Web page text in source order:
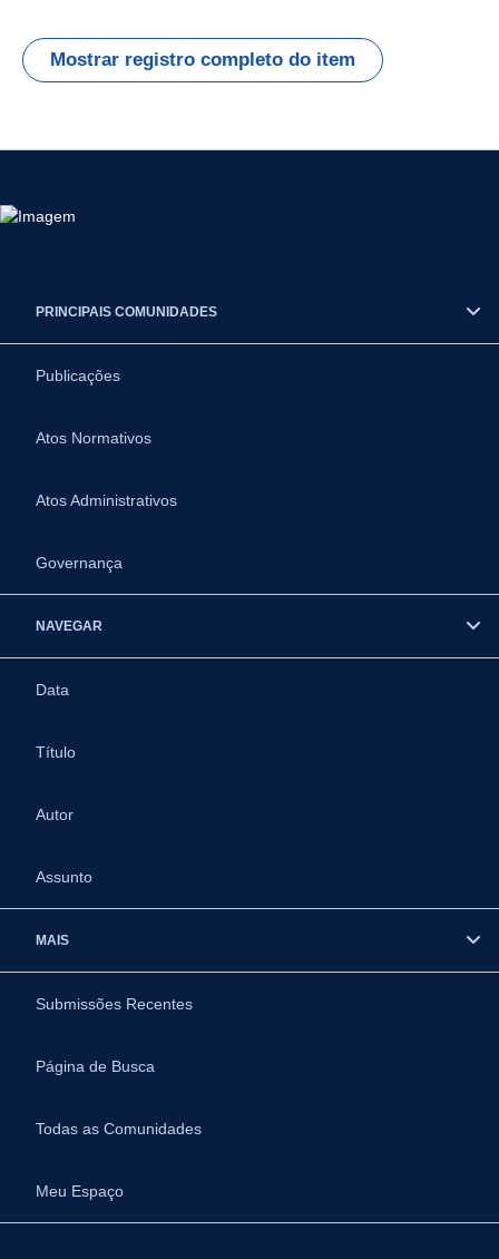
Mostrar registro completo do item
PRINCIPAIS COMUNIDADES
Publicações
Atos Normativos
Atos Administrativos
Governança
NAVEGAR
Data
Título
Autor
Assunto
MAIS
Submissões Recentes
Página de Busca
Todas as Comunidades
Meu Espaço